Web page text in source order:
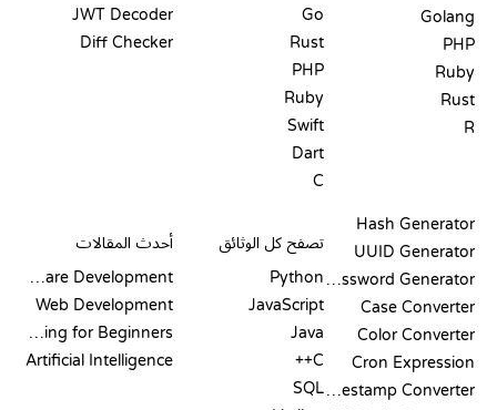
Golang
PHP
Ruby
Rust
R
Go
Rust
PHP
Ruby
Swift
Dart
C
JWT Decoder
Diff Checker
Hash Generator
UUID Generator
Password Generator
Case Converter
Color Converter
Cron Expression
Timestamp Converter
تصفح كل الوثائق
Python
JavaScript
Java
C++
SQL
أحدث المقالات
Software Development
Web Development
Coding for Beginners
Artificial Intelligence